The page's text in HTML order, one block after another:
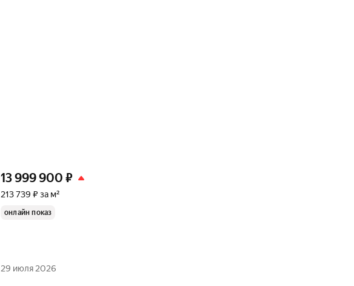
13 999 900 ₽
213 739 ₽ за м²
онлайн показ
29 июля 2026